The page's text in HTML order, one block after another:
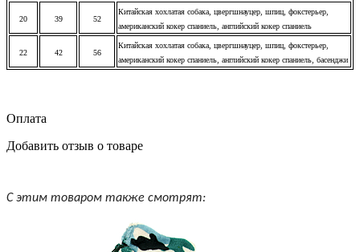
20 39 52
Китайская хохлатая собака, цвергшнауцер, шпиц, фокстерьер,
американский кокер спаниель, английский кокер спаниель
22 42 56
Китайская хохлатая собака, цвергшнауцер, шпиц, фокстерьер,
американский кокер спаниель, английский кокер спаниель, басенджи
Оплата
Добавить отзыв о товаре
С этим товаром также смотрят: